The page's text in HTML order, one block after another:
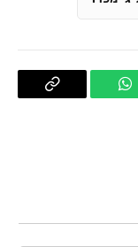
WhatsApp העתק